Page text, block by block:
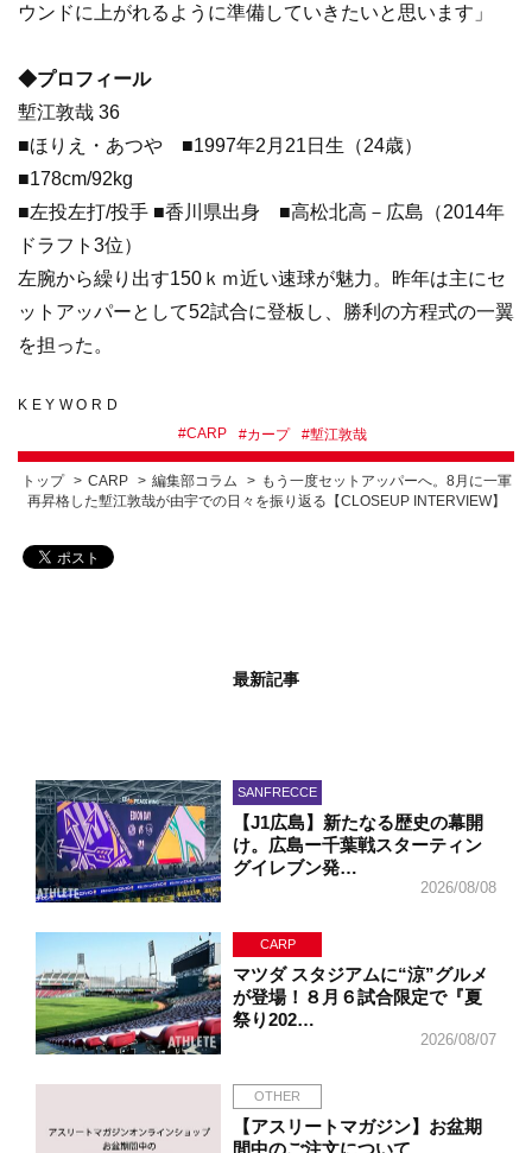
ウンドに上がれるように準備していきたいと思います」
◆プロフィール
塹江敦哉 36
■ほりえ・あつや ■1997年2月21日生（24歳）
■178cm/92kg
■左投左打/投手 ■香川県出身 ■高松北高－広島（2014年
ドラフト3位）
左腕から繰り出す150ｋｍ近い速球が魅力。昨年は主にセ
ットアッパーとして52試合に登板し、勝利の方程式の一翼
を担った。
KEYWORD
#CARP #カープ #塹江敦哉
トップ CARP 編集部コラム
もう一度セットアッパーへ。8月に一軍
再昇格した塹江敦哉が由宇での日々を振り返る【CLOSEUP INTERVIEW】
最新記事
SANFRECCE
【J1広島】新たなる歴史の幕開
け。広島ー千葉戦スターティン
グイレブン発…
2026/08/08
CARP
マツダ スタジアムに“涼”グルメ
が登場！８月６試合限定で『夏
祭り202…
2026/08/07
OTHER
【アスリートマガジン】お盆期
間中のご注文について